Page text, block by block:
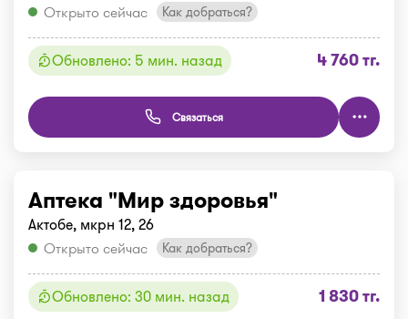
Открыто сейчас
Как добраться?
Обновлено: 5 мин. назад 4 760 тг.
Связаться
Аптека "Мир здоровья"
Актобе, мкрн 12, 26
Открыто сейчас
Как добраться?
Обновлено: 30 мин. назад 1 830 тг.